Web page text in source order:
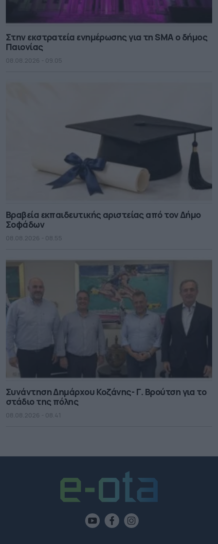
Στην εκστρατεία ενημέρωσης για τη SMA ο δήμος
Παιονίας
08.08.2026 - 09.05
Βραβεία εκπαιδευτικής αριστείας από τον Δήμο
Σοφάδων
08.08.2026 - 08.55
Συνάντηση Δημάρχου Κοζάνης- Γ. Βρούτση για το
στάδιο της πόλης
08.08.2026 - 08.41